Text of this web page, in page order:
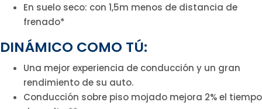
En suelo seco: con 1,5m menos de distancia de
frenado*
DINÁMICO COMO TÚ:
Una mejor experiencia de conducción y un gran
rendimiento de su auto.
Conducción sobre piso mojado mejora 2% el tiempo